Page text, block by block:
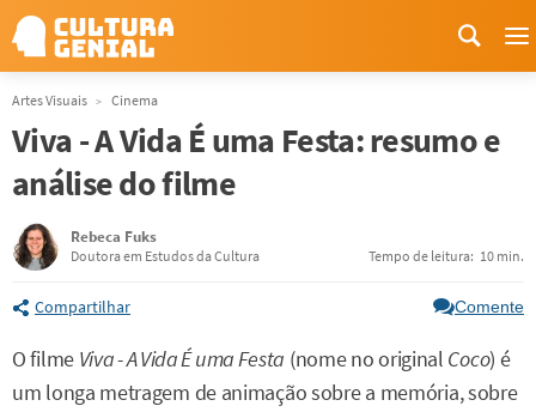
Artes Visuais Cinema
Viva - A Vida É uma Festa: resumo e
análise do filme
Rebeca Fuks
Doutora em Estudos da Cultura Tempo de leitura: 10 min.
Compartilhar Comente
O filme Viva - A Vida É uma Festa (nome no original Coco) é
um longa metragem de animação sobre a memória, sobre